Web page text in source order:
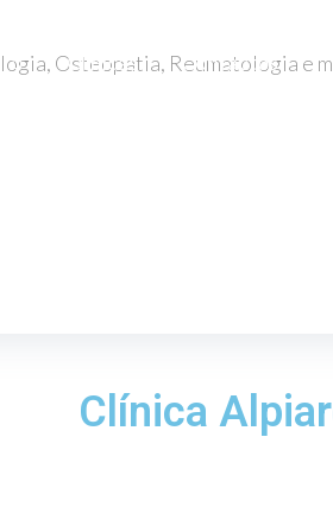
Clínicas Contactos
Clínica